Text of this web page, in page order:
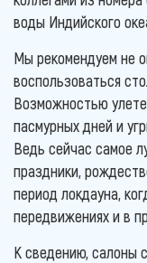
воды Индийского
Мы рекомендуем не
воспользоваться
Возможностью
пасмурных дней и
Ведь сейчас самое
праздники,
период локдауна,
передвижениях и в
К сведению, салоны